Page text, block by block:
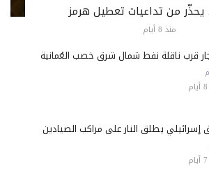
من تداعيات تعطيل هرمز
منذ 8 أيام
قرب ناقلة نفط شمال شرق خصب العُمانية
إسرائيلي يطلق النار على مراكب الصيادين